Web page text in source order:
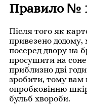
Правило №
Після того як
привезено додому,
посеред двору на
просушити на
приблизно дві
зробити, тому вам
опробковінню
бульб хвороби.